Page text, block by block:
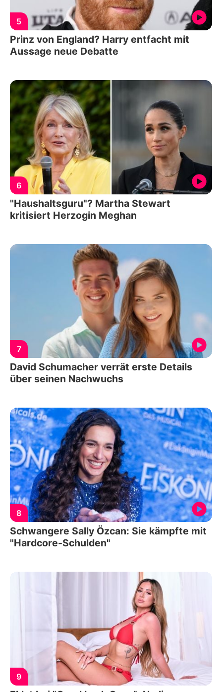
5
Prinz von England? Harry entfacht mit
Aussage neue Debatte
6
"Haushaltsguru"? Martha Stewart
kritisiert Herzogin Meghan
7
David Schumacher verrät erste Details
über seinen Nachwuchs
8
Schwangere Sally Özcan: Sie kämpfte mit
"Hardcore-Schulden"
9